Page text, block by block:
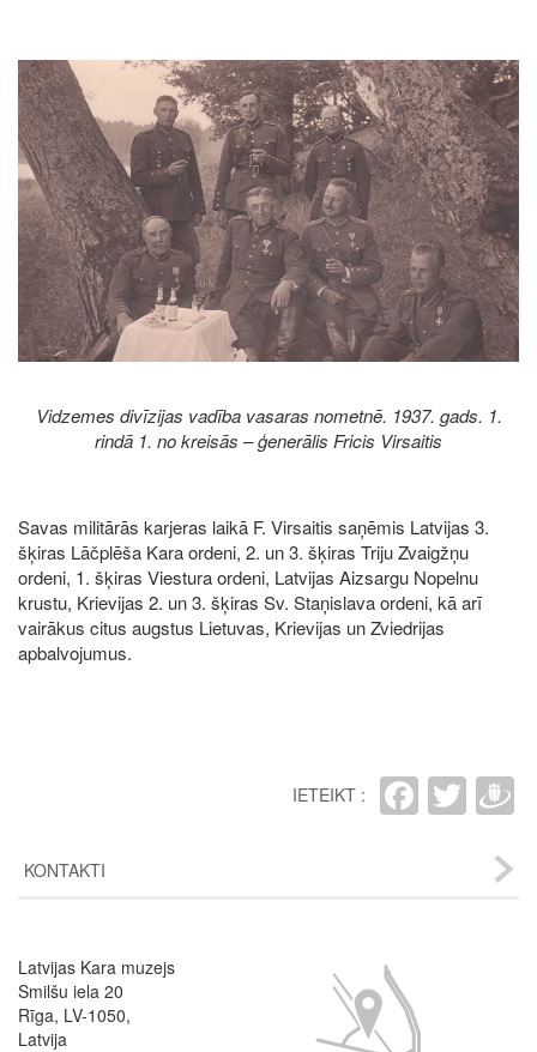
Image
Vidzemes divīzijas vadība vasaras nometnē. 1937. gads. 1.
rindā 1. no kreisās – ģenerālis Fricis Virsaitis
Savas militārās karjeras laikā F. Virsaitis saņēmis Latvijas 3.
šķiras Lāčplēša Kara ordeni, 2. un 3. šķiras Triju Zvaigžņu
ordeni, 1. šķiras Viestura ordeni, Latvijas Aizsargu Nopelnu
krustu, Krievijas 2. un 3. šķiras Sv. Staņislava ordeni, kā arī
vairākus citus augstus Lietuvas, Krievijas un Zviedrijas
apbalvojumus.
IETEIKT :
KONTAKTI
Latvijas Kara muzejs
Smilšu iela 20
Rīga, LV-1050,
Latvija